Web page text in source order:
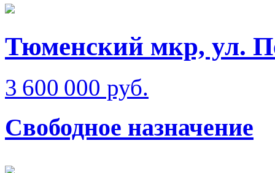
Тюменский мкр, ул.
3 600 000 руб.
Свободное назначение